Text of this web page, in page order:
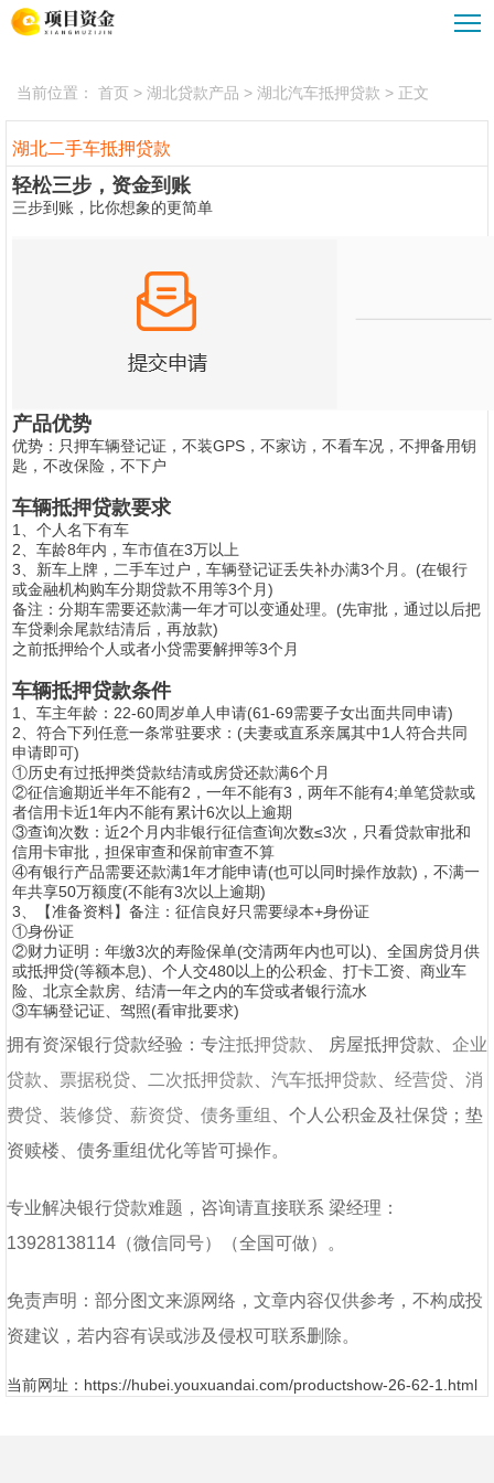
湖北贷款攻略
湖北重组优化服务
当前位置： 首页 > 湖北贷款产品 > 湖北汽车抵押贷款 > 正文
湖北二手车抵押贷款
轻松三步，资金到账
三步到账，比你想象的更简单
产品优势
优势：只押车辆登记证，不装GPS，不家访，不看车况，不押备用钥
匙，不改保险，不下户
车辆抵押贷款要求
1、个人名下有车
2、车龄8年内，车市值在3万以上
3、新车上牌，二手车过户，车辆登记证丢失补办满3个月。(在银行
或金融机构购车分期贷款不用等3个月)
备注：分期车需要还款满一年才可以变通处理。(先审批，通过以后把
车贷剩余尾款结清后，再放款)
之前抵押给个人或者小贷需要解押等3个月
车辆抵押贷款条件
1、车主年龄：22-60周岁单人申请(61-69需要子女出面共同申请)
2、符合下列任意一条常驻要求：(夫妻或直系亲属其中1人符合共同
申请即可)
①历史有过抵押类贷款结清或房贷还款满6个月
②征信逾期近半年不能有2，一年不能有3，两年不能有4;单笔贷款或
者信用卡近1年内不能有累计6次以上逾期
③查询次数：近2个月内非银行征信查询次数≤3次，只看贷款审批和
信用卡审批，担保审查和保前审查不算
④有银行产品需要还款满1年才能申请(也可以同时操作放款)，不满一
年共享50万额度(不能有3次以上逾期)
3、【准备资料】备注：征信良好只需要绿本+身份证
①身份证
②财力证明：年缴3次的寿险保单(交清两年内也可以)、全国房贷月供
或抵押贷(等额本息)、个人交480以上的公积金、打卡工资、商业车
险、北京全款房、结清一年之内的车贷或者银行流水
③车辆登记证、驾照(看审批要求)
拥有资深银行贷款经验：专注抵押贷款 房屋抵押贷款
企业
贷款
票据税贷 二次抵押贷款 汽车抵押贷款 经营贷
消
费贷
装修贷 薪资贷 债务重组
、个人公积金及社保贷；垫
资赎楼、债务重组优化等皆可操作。
专业解决银行贷款难题，咨询请直接联系 梁经理 ：
13928138114 （微信同号）（全国可做） 。
免责声明：部分图文来源网络，文章内容仅供参考，不构成投
资建议，若内容有误或涉及侵权可联系删除。
当前网址：https://hubei.youxuandai.com/productshow-26-62-1.html